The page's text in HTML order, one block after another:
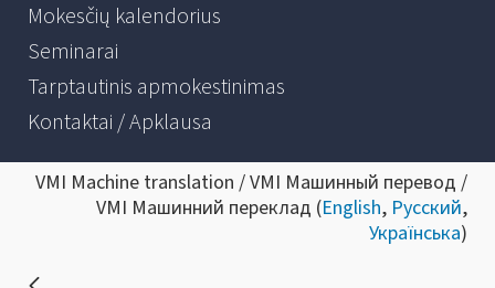
Mokesčių kalendorius
Seminarai
Tarptautinis apmokestinimas
Kontaktai / Apklausa
VMI Machine translation / VMI Машинный перевод /
VMI Машинний переклад (English, Русский,
Українська)